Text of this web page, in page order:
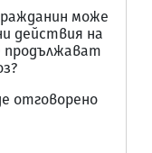
може
действия на
продължават
отговорено